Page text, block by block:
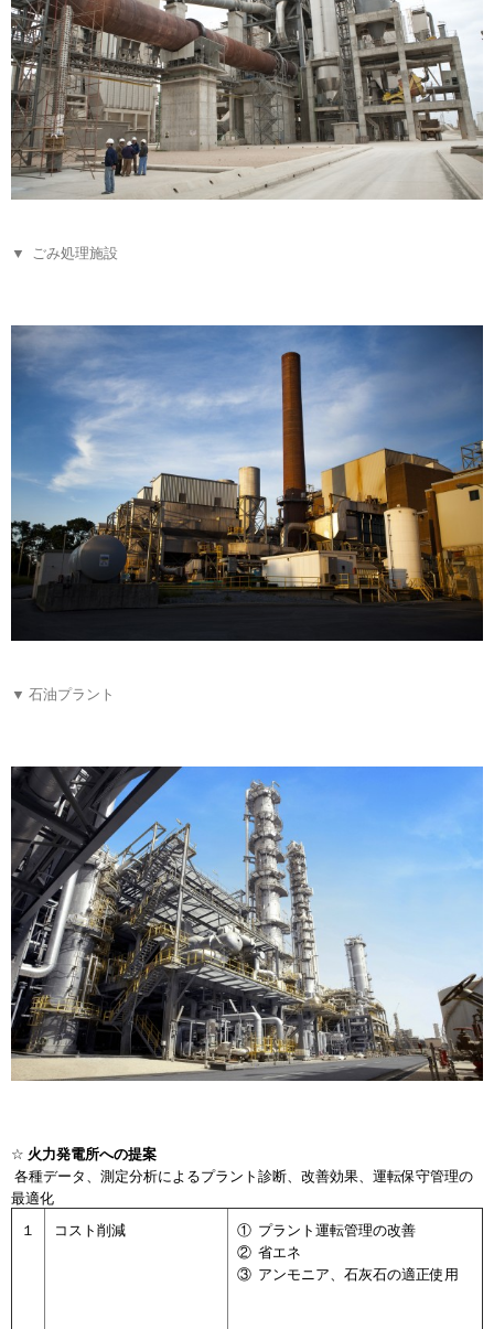
▼ ごみ処理施設
▼ 石油プラント
☆ 火力発電所への提案
各種データ、測定分析によるプラント診断、改善効果、運転保守管理の
最適化
１
コスト削減
① プラント運転管理の改善
② 省エネ
③ アンモニア、石灰石の適正使用